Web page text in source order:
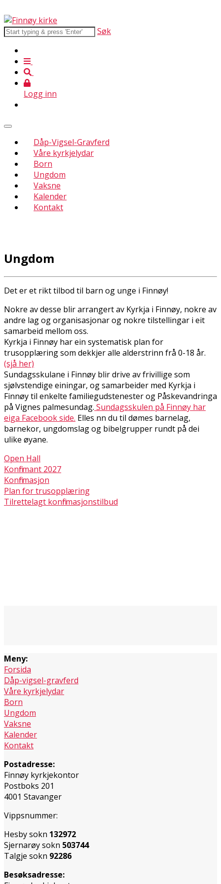
Søk
Logg inn
Dåp-Vigsel-Gravferd
Våre kyrkjelydar
Born
Ungdom
Vaksne
Kalender
Kontakt
Ungdom
Det er et rikt tilbod til barn og unge i Finnøy!
Nokre av desse blir arrangert av Kyrkja i Finnøy, nokre av
andre lag og organisasjonar og nokre tilstellingar i eit
samarbeid mellom oss.
Kyrkja i Finnøy har ein systematisk plan for
trusopplæring som dekkjer alle alderstrinn frå 0-18 år.
(sjå her)
Sundagsskulane i Finnøy blir drive av frivillige som
sjølvstendige einingar, og samarbeider med Kyrkja i
Finnøy til enkelte familiegudstenester og Påskevandringa
på Vignes palmesundag. Sundagsskulen på Finnøy har
eiga Facebook side. Elles finn du til dømes barnelag,
barnekor, ungdomslag og bibelgrupper rundt på dei
ulike øyane.
Open Hall
Konfirmant 2027
Konfirmasjon
Plan for trusopplæring
Tilrettelagt konfirmasjonstilbud
Meny:
Forsida
Dåp-vigsel-gravferd
Våre kyrkjelydar
Born
Ungdom
Vaksne
Kalender
Kontakt
Postadresse:
Finnøy kyrkjekontor
Postboks 201
4001 Stavanger
Vippsnummer:
Hesby sokn 132972
Sjernarøy sokn 503744
Talgje sokn 92286
Besøksadresse: